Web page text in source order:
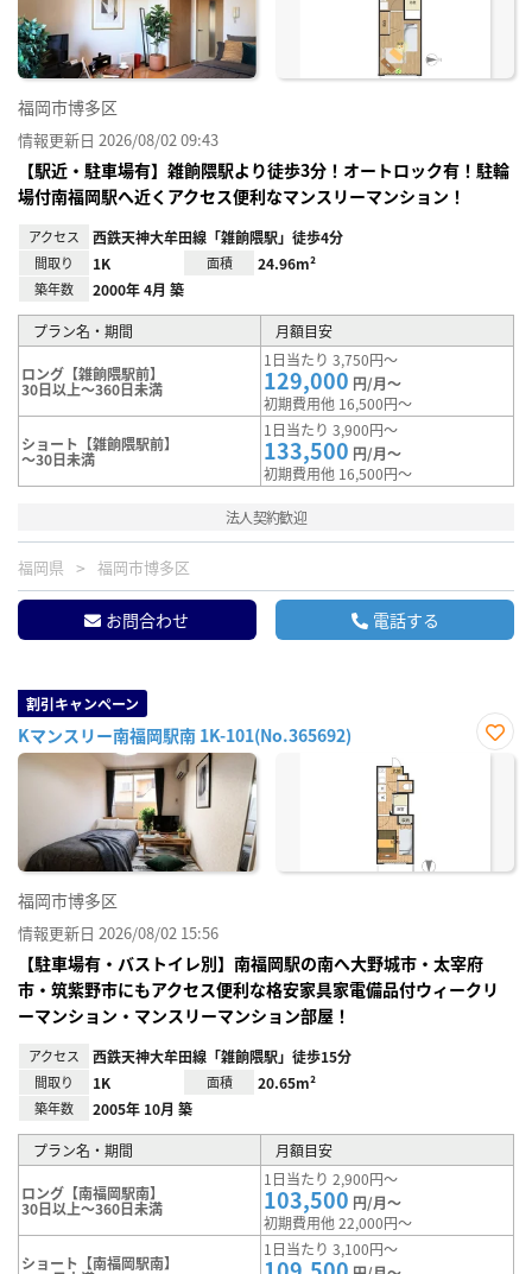
福岡市博多区
情報更新日 2026/08/02 09:43
【駅近・駐車場有】雑餉隈駅より徒歩3分！オートロック有！駐輪
場付南福岡駅へ近くアクセス便利なマンスリーマンション！
アクセス 西鉄天神大牟田線「雑餉隈駅」徒歩4分
間取り 1K 面積 24.96m²
築年数 2000年 4月 築
プラン名・期間 月額目安
ロング【雑餉隈駅前】
30日以上～360日未満
1日当たり 3,750円～
129,000 円/月～
初期費用他 16,500円～
ショート【雑餉隈駅前】
～30日未満
1日当たり 3,900円～
133,500 円/月～
初期費用他 16,500円～
法人契約歓迎
福岡県 福岡市博多区
お問合わせ 電話する
割引キャンペーン
Kマンスリー南福岡駅南 1K-101(No.365692)
お気
福岡市博多区
情報更新日 2026/08/02 15:56
【駐車場有・バストイレ別】南福岡駅の南へ大野城市・太宰府
市・筑紫野市にもアクセス便利な格安家具家電備品付ウィークリ
ーマンション・マンスリーマンション部屋！
アクセス 西鉄天神大牟田線「雑餉隈駅」徒歩15分
間取り 1K 面積 20.65m²
築年数 2005年 10月 築
プラン名・期間 月額目安
ロング【南福岡駅南】
30日以上～360日未満
1日当たり 2,900円～
103,500 円/月～
初期費用他 22,000円～
ショート【南福岡駅南】
1日当たり 3,100円～